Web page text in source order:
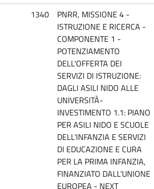
1340
PNRR, MISSIONE 4 -
ISTRUZIONE E RICERCA -
COMPONENTE 1 -
POTENZIAMENTO
DELL'OFFERTA DEI
SERVIZI DI ISTRUZIONE:
DAGLI ASILI NIDO ALLE
UNIVERSITÀ-
INVESTIMENTO 1.1: PIANO
PER ASILI NIDO E SCUOLE
DELL'INFANZIA E SERVIZI
DI EDUCAZIONE E CURA
PER LA PRIMA INFANZIA,
FINANZIATO DALL'UNIONE
EUROPEA - NEXT